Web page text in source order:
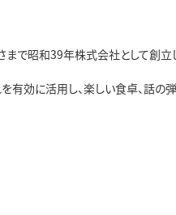
まで昭和39年株式会社として創
効に活用し、楽しい食卓、話